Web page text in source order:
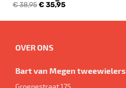
€ 38,95€ 35,95
OVER ONS
Bart van Megen tweewielers
Groenestraat 175